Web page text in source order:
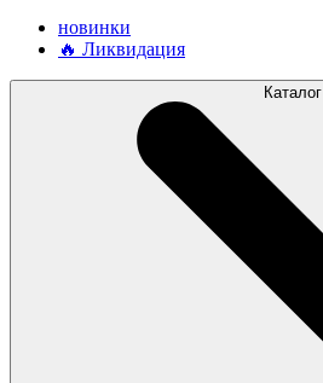
новинки
🔥 Ликвидация
Каталог